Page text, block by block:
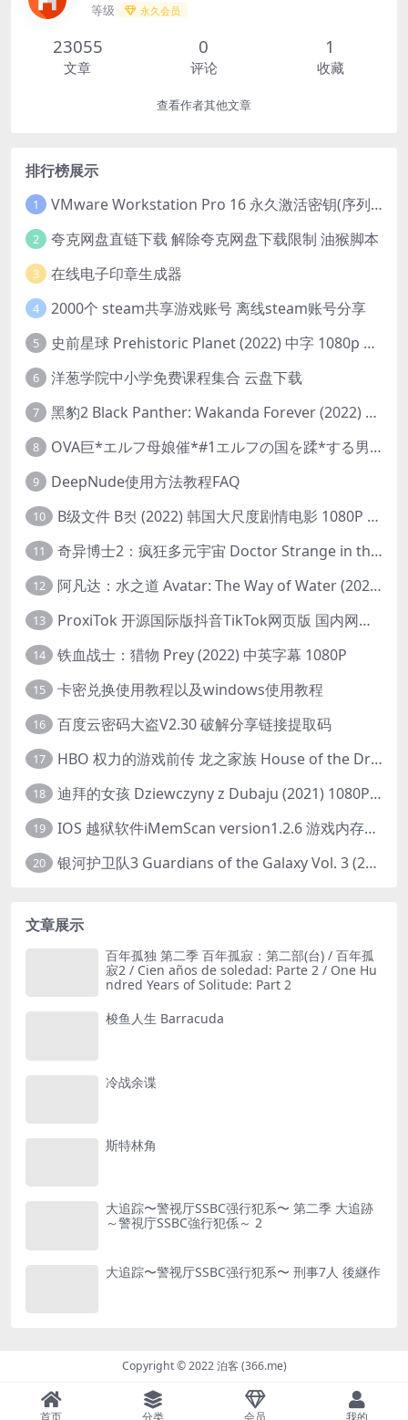
等级 永久会员
23055
文章
0
评论
1
收藏
查看作者其他文章
排行榜展示
1 VMware Workstation Pro 16 永久激活密钥(序列号)
2 夸克网盘直链下载 解除夸克网盘下载限制 油猴脚本
3 在线电子印章生成器
4 2000个 steam共享游戏账号 离线steam账号分享
5 史前星球 Prehistoric Planet (2022) 中字 1080p 高清 阿里云盘 2022.5.27已更新全集
6 洋葱学院中小学免费课程集合 云盘下载
7 黑豹2 Black Panther: Wakanda Forever (2022) 高清版
8 OVA巨*エルフ母娘催*#1エルフの国を蹂*する男。汚された女王と姫
9 DeepNude使用方法教程FAQ
10 B级文件 B컷 (2022) 韩国大尺度剧情电影 1080P 中字
11 奇异博士2：疯狂多元宇宙 Doctor Strange in the Multiverse of Madness (2022) 高清版1080p
12 阿凡达：水之道 Avatar: The Way of Water (2022) 1080p 2k 4k 中文字幕
13 ProxiTok 开源国际版抖音TikTok网页版 国内网络直连
14 铁血战士：猎物 Prey (2022) 中英字幕 1080P
15 卡密兑换使用教程以及windows使用教程
16 百度云密码大盗V2.30 破解分享链接提取码
17 HBO 权力的游戏前传 龙之家族 House of the Dragon (2022) 中字 1080P 更新4集
18 迪拜的女孩 Dziewczyny z Dubaju (2021) 1080P 中字
19 IOS 越狱软件iMemScan version1.2.6 游戏内存修改器
20 银河护卫队3 Guardians of the Galaxy Vol. 3 (2023)4K高清资源1080p只分享精品
文章展示
百年孤独 第二季 百年孤寂：第二部(台) / 百年孤
寂2 / Cien años de soledad: Parte 2 / One Hu
ndred Years of Solitude: Part 2
梭鱼人生 Barracuda
冷战余谍
斯特林角
大追踪〜警视厅SSBC强行犯系〜 第二季 大追跡
～警視庁SSBC強行犯係～ 2
大追踪〜警视厅SSBC强行犯系〜 刑事7人 後継作
Copyright © 2022 泊客 (366.me)
首页 分类 会员 我的